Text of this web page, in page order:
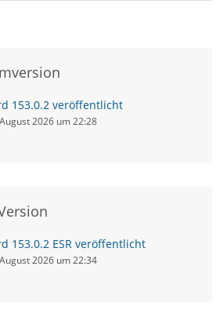
153.0.2 veröffentlicht
2026 um 22:28
153.0.2 ESR veröffentlicht
2026 um 22:34